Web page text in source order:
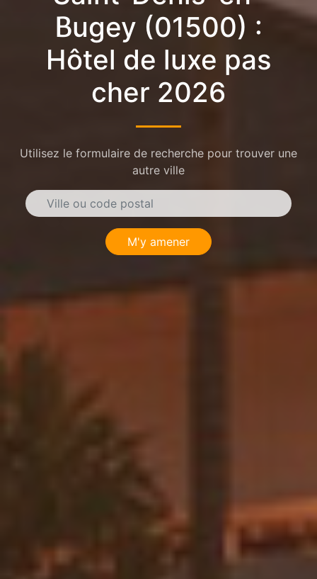
Bugey (01500) :
Hôtel de luxe pas
cher 2026
Utilisez le formulaire de recherche pour trouver une
autre ville
M'y amener